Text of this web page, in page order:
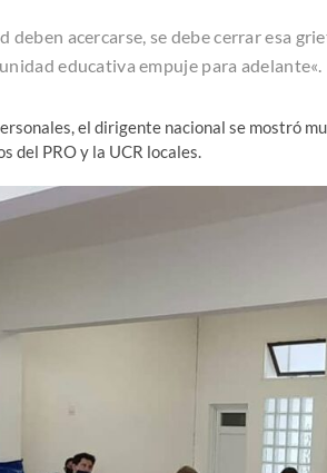
deben acercarse, se debe cerrar esa
educativa empuje para adelante«.
el dirigente nacional se mostró
del PRO y la UCR locales.